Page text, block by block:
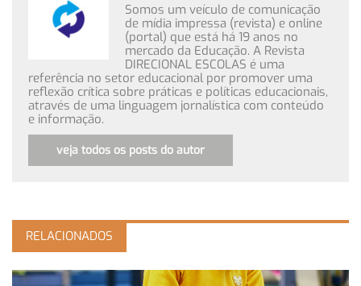
Somos um veículo de comunicação
de mídia impressa (revista) e online
(portal) que está há 19 anos no
mercado da Educação. A Revista
DIRECIONAL ESCOLAS é uma
referência no setor educacional por promover uma
reflexão crítica sobre práticas e políticas educacionais,
através de uma linguagem jornalística com conteúdo
e informação.
veja todos os posts do autor
RELACIONADOS